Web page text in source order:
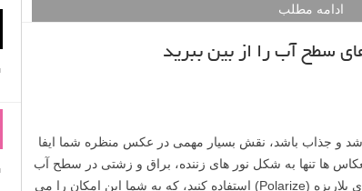
ادامه مطلب
سطح آب را از بین ببرید